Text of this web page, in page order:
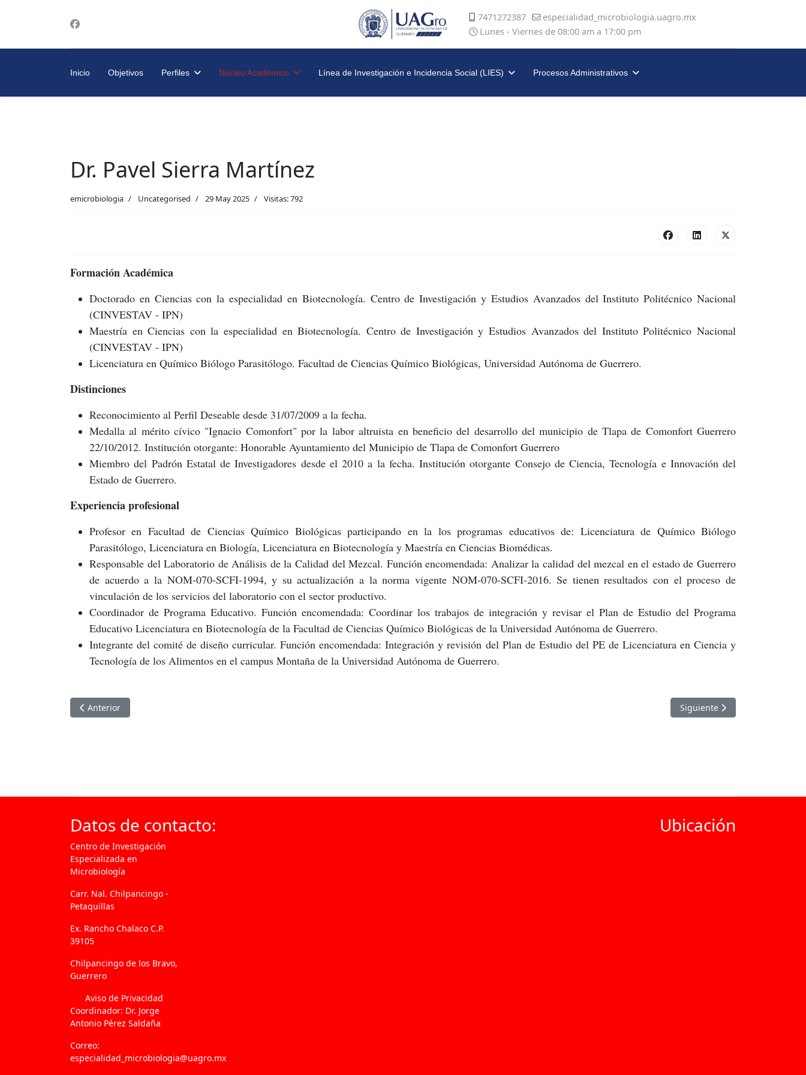
7471272387
especialidad_microbiologia.uagro.mx
Lunes - Viernes de 08:00 am a 17:00 pm
Inicio Objetivos Perfiles Núcleo Académico Línea de Investigación e Incidencia Social (LIES) Procesos Administrativos
Dr. Pavel Sierra Martínez
emicrobiologia Uncategorised 29 May 2025 Visitas: 792
Formación Académica
Doctorado en Ciencias con la especialidad en Biotecnología. Centro de Investigación y Estudios Avanzados del Instituto Politécnico Nacional
(CINVESTAV - IPN)
Maestría en Ciencias con la especialidad en Biotecnología. Centro de Investigación y Estudios Avanzados del Instituto Politécnico Nacional
(CINVESTAV - IPN)
Licenciatura en Químico Biólogo Parasitólogo. Facultad de Ciencias Químico Biológicas, Universidad Autónoma de Guerrero.
Distinciones
Reconocimiento al Perfil Deseable desde 31/07/2009 a la fecha.
Medalla al mérito cívico "Ignacio Comonfort" por la labor altruista en beneficio del desarrollo del municipio de Tlapa de Comonfort Guerrero
22/10/2012. Institución otorgante: Honorable Ayuntamiento del Municipio de Tlapa de Comonfort Guerrero
Miembro del Padrón Estatal de Investigadores desde el 2010 a la fecha. Institución otorgante Consejo de Ciencia, Tecnología e Innovación del
Estado de Guerrero.
Experiencia profesional
Profesor en Facultad de Ciencias Químico Biológicas participando en la los programas educativos de: Licenciatura de Químico Biólogo
Parasitólogo, Licenciatura en Biología, Licenciatura en Biotecnología y Maestría en Ciencias Biomédicas.
Responsable del Laboratorio de Análisis de la Calidad del Mezcal. Función encomendada: Analizar la calidad del mezcal en el estado de Guerrero
de acuerdo a la NOM-070-SCFI-1994, y su actualización a la norma vigente NOM-070-SCFI-2016. Se tienen resultados con el proceso de
vinculación de los servicios del laboratorio con el sector productivo.
Coordinador de Programa Educativo. Función encomendada: Coordinar los trabajos de integración y revisar el Plan de Estudio del Programa
Educativo Licenciatura en Biotecnología de la Facultad de Ciencias Químico Biológicas de la Universidad Autónoma de Guerrero.
Integrante del comité de diseño curricular. Función encomendada: Integración y revisión del Plan de Estudio del PE de Licenciatura en Ciencia y
Tecnología de los Alimentos en el campus Montaña de la Universidad Autónoma de Guerrero.
Artículo anterior: Dra. Judit Alarcón Millán
Anterior Artículo siguiente: Dra.
Siguiente
Datos de contacto:
Centro de Investigación
Especializada en
Microbiología
Carr. Nal. Chilpancingo -
Petaquillas
Ex. Rancho Chalaco C.P.
39105
Chilpancingo de los Bravo,
Guerrero
Aviso de Privacidad
Coordinador: Dr. Jorge
Antonio Pérez Saldaña
Correo:
especialidad_microbiologia@uagro.mx
Ubicación